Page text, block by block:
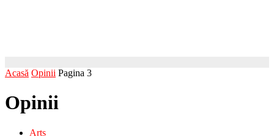
Acasă Opinii Pagina 3
Opinii
Arts